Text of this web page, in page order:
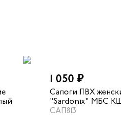
1 050 ₽
Сапоги ПВХ
"Sardonix" МБС
олива
САП813